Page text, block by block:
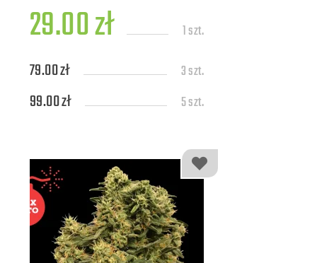
29.00 zł 1 szt.
79.00 zł 3 szt.
99.00 zł 5 szt.